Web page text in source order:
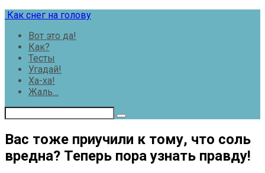
Перейти
контенту
Как снег на голову
Вот это да!
Как?
Тесты
Угадай!
Ха-ха!
Жаль…
Вас тоже приучили к тому, что соль
вредна? Теперь пора узнать правду!